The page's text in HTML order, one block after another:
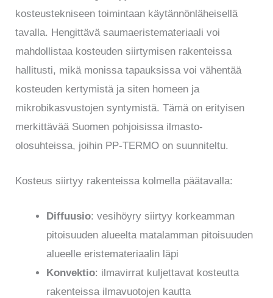
kosteustekniseen toimintaan käytännönläheisellä
tavalla. Hengittävä saumaeristemateriaali voi
mahdollistaa kosteuden siirtymisen rakenteissa
hallitusti, mikä monissa tapauksissa voi vähentää
kosteuden kertymistä ja siten homeen ja
mikrobikasvustojen syntymistä. Tämä on erityisen
merkittävää Suomen pohjoisissa ilmasto-
olosuhteissa, joihin PP-TERMO on suunniteltu.
Kosteus siirtyy rakenteissa kolmella päätavalla:
Diffuusio: vesihöyry siirtyy korkeamman
pitoisuuden alueelta matalamman pitoisuuden
alueelle eristemateriaalin läpi
Konvektio: ilmavirrat kuljettavat kosteutta
rakenteissa ilmavuotojen kautta